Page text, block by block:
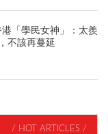
「學民女神」：太羨
不該再蔓延
/ HOT ARTICLES /